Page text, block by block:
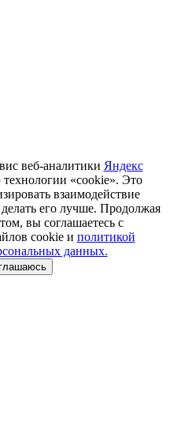
веб-аналитики Яндекс
«cookie». Это
взаимодействие
его лучше. Продолжая
вы соглашаетесь с
cookie и политикой
данных.